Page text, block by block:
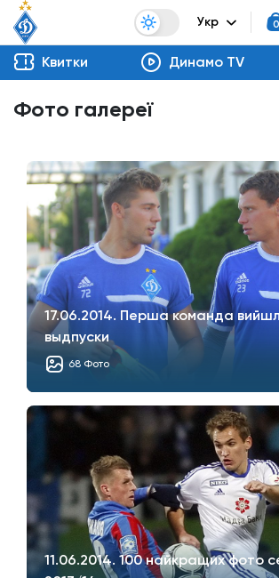
Укр 0
Квитки Динамо TV
Фото галереї
17.06.2014. Перша команда
выдпуски
68 Фото
11.06.2014. 100 найкращих фото